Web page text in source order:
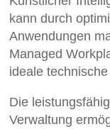
kann durch
Anwendungen
Managed
ideale
Die
Verwaltung